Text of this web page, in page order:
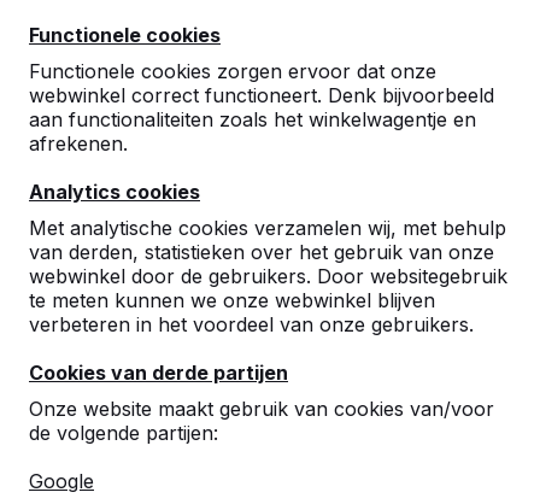
Functionele cookies
Functionele cookies zorgen ervoor dat onze
webwinkel correct functioneert. Denk bijvoorbeeld
aan functionaliteiten zoals het winkelwagentje en
afrekenen.
Analytics cookies
Met analytische cookies verzamelen wij, met behulp
van derden, statistieken over het gebruik van onze
webwinkel door de gebruikers. Door websitegebruik
te meten kunnen we onze webwinkel blijven
verbeteren in het voordeel van onze gebruikers.
Cookies van derde partijen
Onze website maakt gebruik van cookies van/voor
de volgende partijen:
Google
Carterkiller
€ 800,00 excl. BTW
Product bekijken